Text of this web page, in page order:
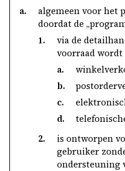
a.
algemeen voor het
doordat de
1.
via de
voorraad
a.
b.
c.
d.
2.
is ontworpen
gebruiker
ondersteuning